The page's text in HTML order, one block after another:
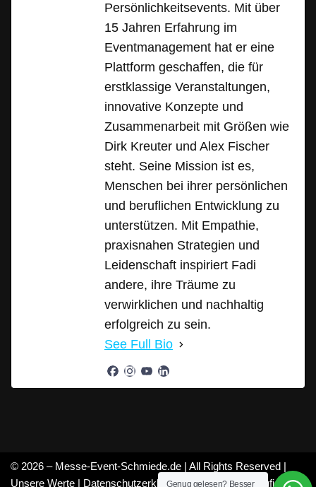
Persönlichkeitsevents. Mit über
15 Jahren Erfahrung im
Eventmanagement hat er eine
Plattform geschaffen, die für
erstklassige Veranstaltungen,
innovative Konzepte und
Zusammenarbeit mit Größen wie
Dirk Kreuter und Alex Fischer
steht. Seine Mission ist es,
Menschen bei ihrer persönlichen
und beruflichen Entwicklung zu
unterstützen. Mit Empathie,
praxisnahen Strategien und
Leidenschaft inspiriert Fadi
andere, ihre Träume zu
verwirklichen und nachhaltig
erfolgreich zu sein.
See Full Bio
© 2026 – Messe-Event-Schmiede.de | All Rights Reserved |
Unsere Werte | Datenschutzerklärung|Mitarbeiter|Häufige
Genug gelesen? Besser